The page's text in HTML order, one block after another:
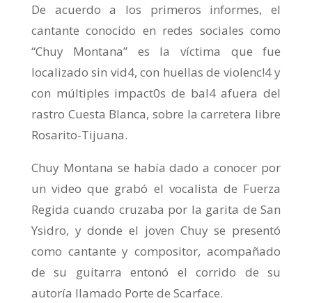
De acuerdo a los primeros informes, el
cantante conocido en redes sociales como
“Chuy Montana” es la víctima que fue
localizado sin vid4, con huellas de violenc!4 y
con múltiples impact0s de bal4 afuera del
rastro Cuesta Blanca, sobre la carretera libre
Rosarito-Tijuana.
Chuy Montana se había dado a conocer por
un video que grabó el vocalista de Fuerza
Regida cuando cruzaba por la garita de San
Ysidro, y donde el joven Chuy se presentó
como cantante y compositor, acompañado
de su guitarra entonó el corrido de su
autoría llamado Porte de Scarface.